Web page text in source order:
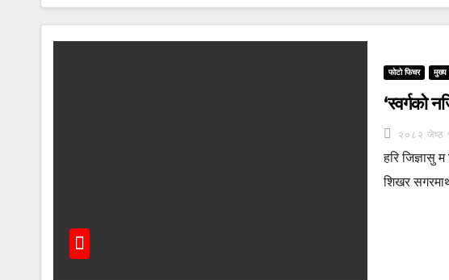
फोटो फिचर मुख्य
‘स्वर्गको
२०८२ जेष्ठ
हरि जिज्ञासु
शिखर